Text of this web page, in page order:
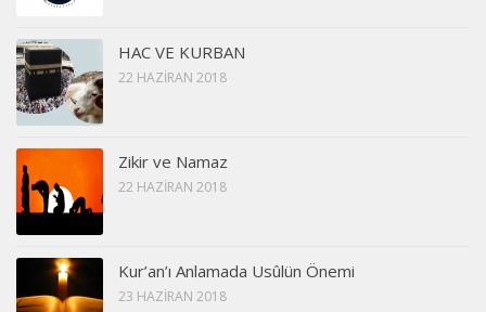
HAC VE KURBAN
22 HAZIRAN 2018
Zikir ve Namaz
22 HAZIRAN 2018
Kur’an’ı Anlamada Usûlün Önemi
23 HAZIRAN 2018